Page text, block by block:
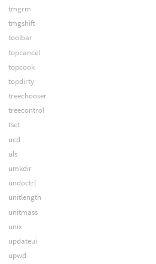
tmgrm
tmgshift
toolbar
topcancel
topcook
topdirty
treechooser
treecontrol
tset
ucd
uls
umkdir
undoctrl
unitlength
unitmass
unix
updateui
upwd